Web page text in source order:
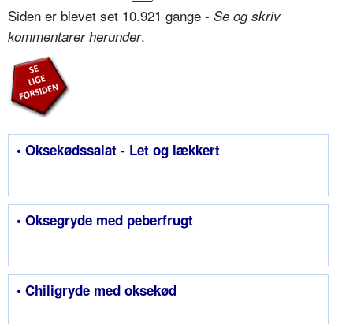
Siden er blevet set 10.921 gange - Se og skriv
kommentarer herunder.
• Oksekødssalat - Let og lækkert
• Oksegryde med peberfrugt
• Chiligryde med oksekød